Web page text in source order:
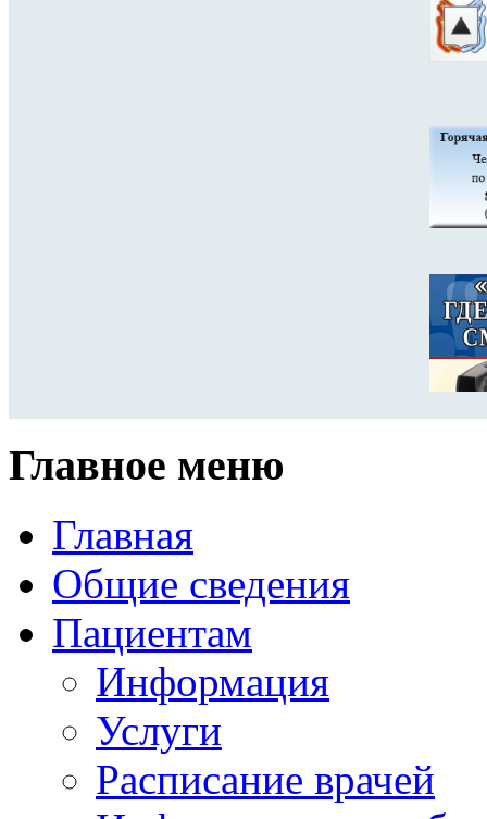
Главное меню
Главная
Общие сведения
Пациентам
Информация
Услуги
Расписание врачей